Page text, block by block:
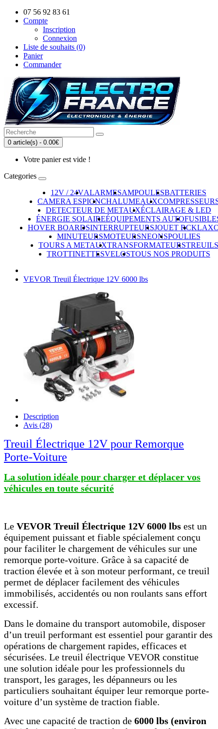
07 56 92 83 61
Compte
Inscription
Connexion
Liste de souhaits (0)
Panier
Commander
0 article(s) - 0.00€
Votre panier est vide !
Categories
12V / 24VALARMESAMPOULESBATTERIES
CAMERA ESPIONCHALUMEAUX
DETECTEUR DE METAUXÉCLAIRAGE & LED
ÉNERGIE SOLAIREÉQUIPEMENTS AUTO
HOVER BOARDSINTERRUPTEURSJOUET RC
MINUTEURSMOTEURSNEONSPOULIES
TOURS A METAUXTRANSFORMATEURSTREUILS
TROTTINETTESVELOSTOUS NOS PRODUITS
VEVOR Treuil Électrique 12V 6000 lbs
Description
Avis (28)
Treuil Électrique 12V pour Remorque
Porte-Voiture
La solution idéale pour charger et déplacer vos
véhicules en toute sécurité
Le VEVOR Treuil Électrique 12V 6000 lbs est un
équipement puissant et fiable spécialement conçu
pour faciliter le chargement de véhicules sur une
remorque porte-voiture. Grâce à sa capacité de
traction élevée et à son moteur performant, ce treuil
permet de déplacer facilement des véhicules
immobilisés, accidentés ou non roulants sans effort
excessif.
Dans le domaine du transport automobile, disposer
d’un treuil performant est essentiel pour garantir des
opérations de chargement rapides, efficaces et
sécurisées. Le treuil électrique VEVOR constitue
une solution idéale pour les professionnels du
transport, les garages, les dépanneurs ou les
particuliers souhaitant équiper leur remorque porte-
voiture d’un système de traction fiable.
Avec une capacité de traction de 6000 lbs (environ